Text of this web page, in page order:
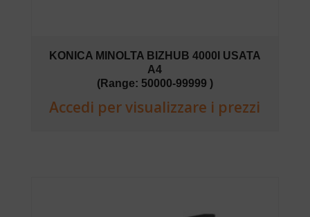
KONICA MINOLTA BIZHUB 4000I USATA
A4
(Range: 50000-99999 )
Accedi per visualizzare i prezzi